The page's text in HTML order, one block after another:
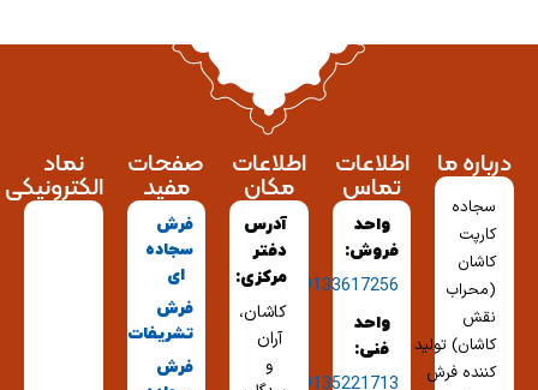
درباره ما
سجاده
کارپت
کاشان
(محراب
نقش
کاشان) تولید
کننده فرش
اطلاعات
تماس
واحد
فروش:
09133617256
واحد
فنی:
اطلاعات
مکان
آدرس
دفتر
مرکزی:
کاشان،
آران
و
صفحات
مفید
فرش
سجاده
ای
فرش
تشریفات
فرش
نماد
الکترونیکی